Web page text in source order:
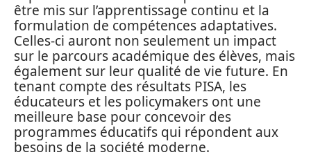
être mis sur l’apprentissage continu et la
formulation de compétences adaptatives.
Celles-ci auront non seulement un impact
sur le parcours académique des élèves, mais
également sur leur qualité de vie future. En
tenant compte des résultats PISA, les
éducateurs et les policymakers ont une
meilleure base pour concevoir des
programmes éducatifs qui répondent aux
besoins de la société moderne.